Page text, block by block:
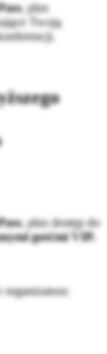
, plus
Twoją
, plus dostęp do
gośćmi VIP.